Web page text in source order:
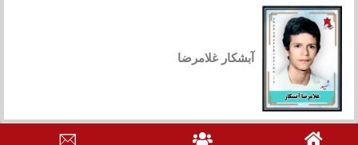
آبشکار غلامرضا